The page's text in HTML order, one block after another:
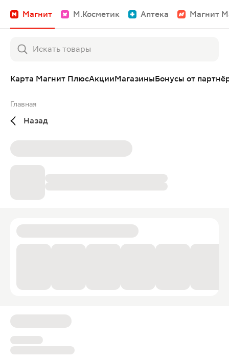
Магнит М.Косметик Аптека Магнит
Карта Магнит ПлюсАкцииМагазиныБонусы от
Главная
Назад